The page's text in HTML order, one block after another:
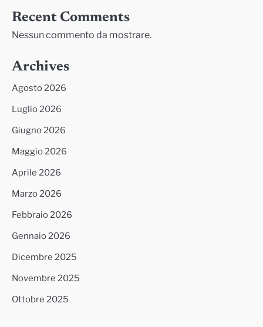
Recent Comments
Nessun commento da mostrare.
Archives
Agosto 2026
Luglio 2026
Giugno 2026
Maggio 2026
Aprile 2026
Marzo 2026
Febbraio 2026
Gennaio 2026
Dicembre 2025
Novembre 2025
Ottobre 2025